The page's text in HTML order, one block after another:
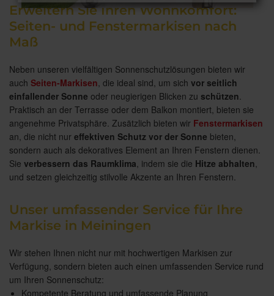
Erweitern Sie Ihren Wohnkomfort:
Seiten- und Fenstermarkisen nach
Maß
Neben unseren vielfältigen Sonnenschutzlösungen bieten wir
auch Seiten-Markisen , die ideal sind, um sich vor seitlich
einfallender Sonne oder neugierigen Blicken zu schützen
Praktisch an der Terrasse oder dem Balkon montiert, bieten sie
angenehme Privatsphäre. Zusätzlich bieten wir Fenstermarkisen
an, die nicht nur effektiven Schutz vor der Sonne bieten,
sondern auch als dekoratives Element an Ihren Fenstern dienen.
Sie verbessern das Raumklima , indem sie die Hitze abhalten
und setzen gleichzeitig stilvolle Akzente an Ihren Fenstern.
Unser umfassender Service für Ihre
Markise in Meiningen
Wir stehen Ihnen nicht nur mit hochwertigen Markisen zur
Verfügung, sondern bieten auch einen umfassenden Service rund
um Ihren Sonnenschutz:
Kompetente Beratung und umfassende Planung